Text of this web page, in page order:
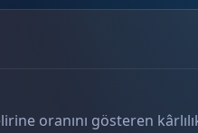
oranını gösteren